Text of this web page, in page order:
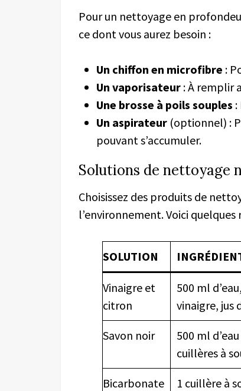
Pour un nettoyage en
ce dont vous aurez besoin :
Un chiffon en microfibre :
Un vaporisateur : À remplir
Une brosse à poils souples
Un aspirateur (optionnel) :
pouvant s’accumuler.
Solutions de nettoyage
Choisissez des produits de
l’environnement. Voici
SOLUTION
Vinaigre et
citron
500 ml
vinaigre, jus
Savon noir
500 ml
cuillères à
Bicarbonate
1 cuillère à